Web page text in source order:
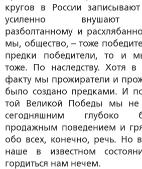
кругов в России
усиленно внушают
разболтанному и
мы, общество, – тоже
предки победители, то и
тоже. По наследству. Хотя
факту мы прожиратели и
было создано предками. И
той Великой Победы мы не
сегодняшним глубоко
продажным поведением и
обо всех, конечно, речь. Но
наше в известном
гордиться нам нечем.